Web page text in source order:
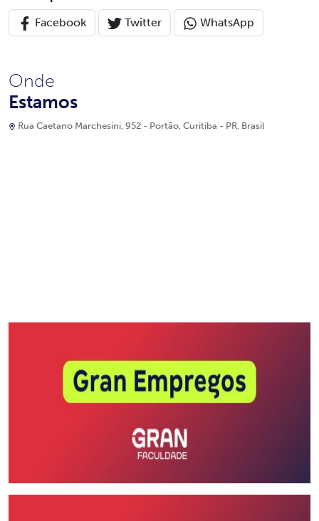
Facebook Twitter WhatsApp
Onde
Estamos
Rua Caetano Marchesini, 952 - Portão, Curitiba - PR, Brasil